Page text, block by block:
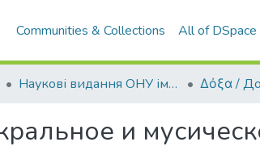
Communities & Collections All of DSpace
Наукові видання ОНУ імені І. І. Мечникова Δόξα /
и